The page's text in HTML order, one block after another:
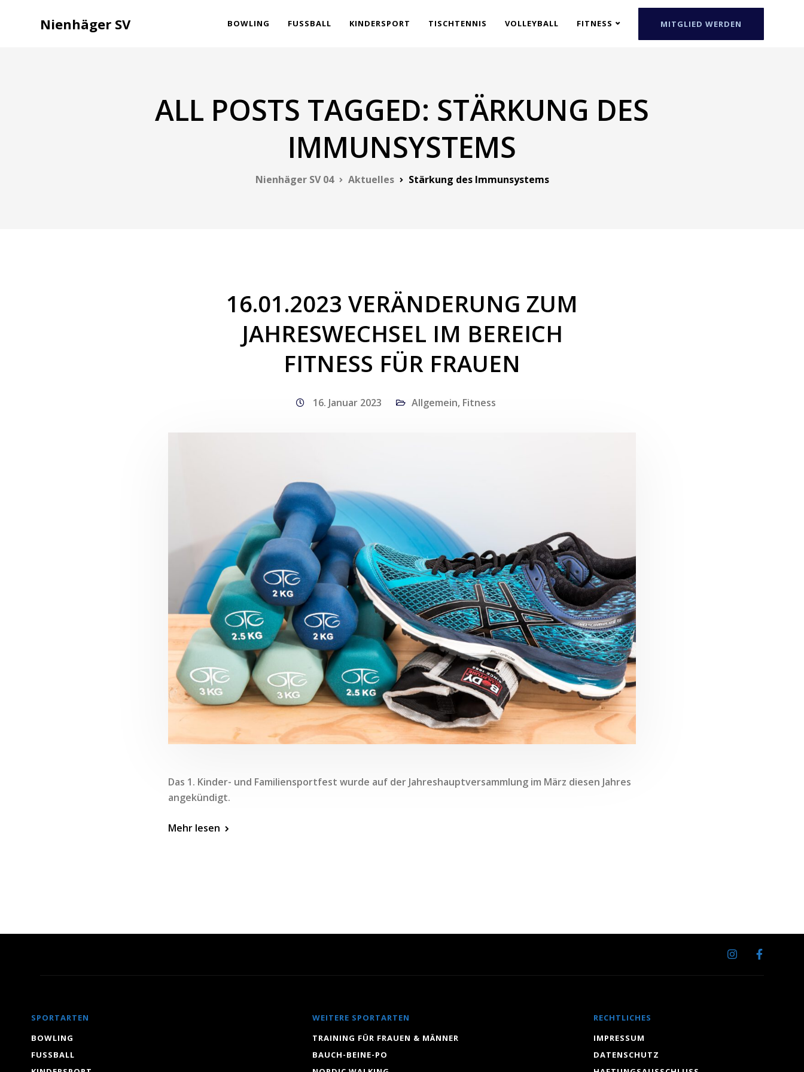
Nienhäger SV BOWLING FUSSBALL KINDERSPORT TISCHTENNIS VOLLEYBALL FITNESS MITGLIED WERDEN
ALL POSTS TAGGED: STÄRKUNG DES
IMMUNSYSTEMS
Nienhäger SV 04 Aktuelles Stärkung des Immunsystems
16.01.2023 VERÄNDERUNG ZUM
JAHRESWECHSEL IM BEREICH
FITNESS FÜR FRAUEN
16. Januar 2023 Allgemein, Fitness
Das 1. Kinder- und Familiensportfest wurde auf der Jahreshauptversammlung im März diesen Jahres
angekündigt.
Mehr lesen
SPORTARTEN
BOWLING
FUSSBALL
WEITERE SPORTARTEN
TRAINING FÜR FRAUEN & MÄNNER
BAUCH-BEINE-PO
RECHTLICHES
IMPRESSUM
DATENSCHUTZ